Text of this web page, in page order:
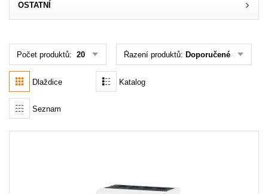
OSTATNÍ
Počet produktů: 20 Řazení produktů: Doporučené
Dlaždice Katalog
Seznam